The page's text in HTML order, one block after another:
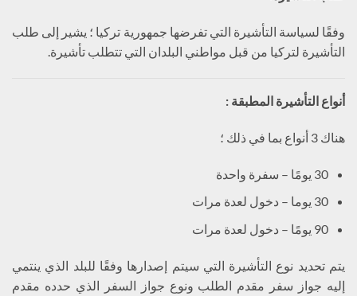
وفقًا لسياسة التأشيرة التي تفرضها جمهورية تركيا ؛ يشير إلى طلب
التأشيرة لتركيا من قبل مواطني البلدان التي تتطلب تأشيرة.
أنواع التأشيرة المطبقة :
هناك 3 أنواع بما في ذلك ؛
30 يومًا – سفرة واحدة
30 يوما – دخول لعدة مرات
90 يومًا – دخول لعدة مرات
يتم تحديد نوع التأشيرة التي سيتم إصدارها وفقًا للبلد الذي ينتمي
إليه جواز سفر مقدم الطلب ونوع جواز السفر الذي حدده مقدم